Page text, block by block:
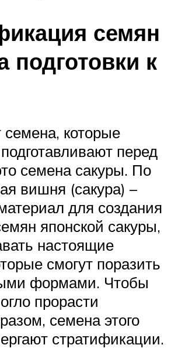
семян
подготовки к
которые
перед
семена сакуры. По
вишня (сакура) –
для создания
японской сакуры,
настоящие
смогут поразить
формами. Чтобы
прорасти
семена этого
стратификации.